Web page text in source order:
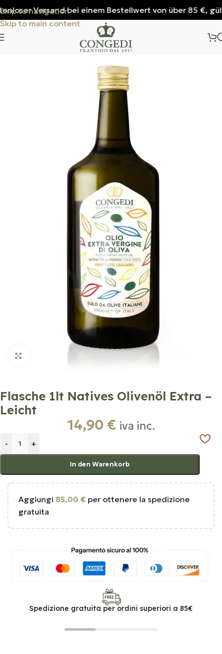
Skip to navigation
Skip to main content
Versand bei einem Bestellwert von über 85 €,
Flasche 1lt Natives Olivenöl Extra –
Leicht
14,90 € iva inc.
- +
In den Warenkorb
Aggiungi 85,00 € per ottenere la spedizione
gratuita
Spedizione gratuita per ordini superiori a 85€